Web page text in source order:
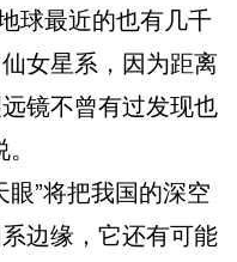
球最近的也有几千
女星系，因为距离
镜不曾有过发现也
”将把我国的深空
边缘，它还有可能